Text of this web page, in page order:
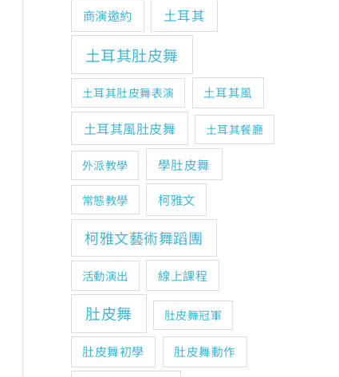
商演邀約 土耳其
土耳其肚皮舞
土耳其肚皮舞表演 土耳其風
土耳其風肚皮舞 土耳其餐廳
外派教學 學肚皮舞
常態教學 柯雅文
柯雅文藝術舞蹈團
活動演出 線上課程
肚皮舞 肚皮舞冠軍
肚皮舞初學 肚皮舞動作